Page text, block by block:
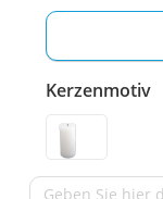
Kerzenmotiv